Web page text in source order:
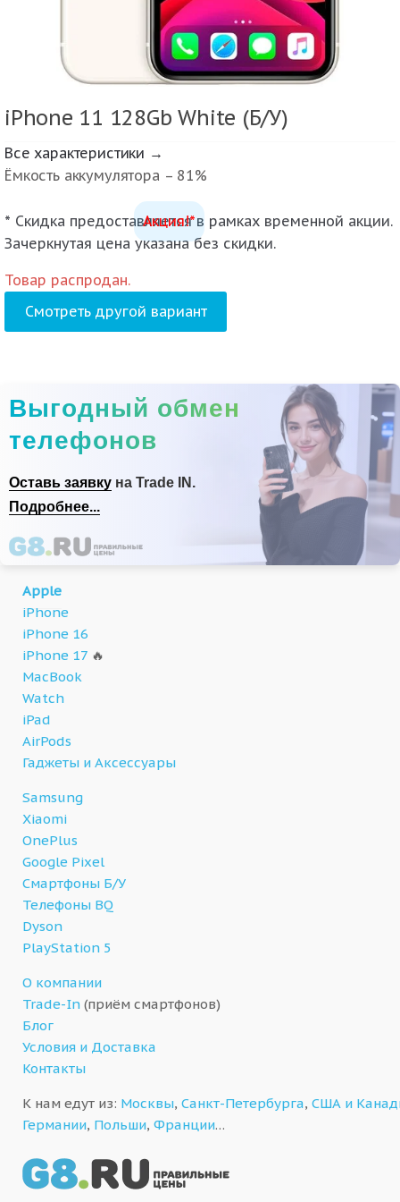
iPhone 11 128Gb White (Б/У)
Все характеристики →
Ёмкость аккумулятора – 81%
Акция!*
* Скидка предоставляется в рамках временной акции.
Зачеркнутая цена указана без скидки.
Товар распродан.
Смотреть другой вариант
Выгодный обмен
телефонов
Оставь заявку на Trade IN.
Подробнее...
Apple
iPhone
iPhone 16
iPhone 17 🔥
MacBook
Watch
iPad
AirPods
Гаджеты и Аксессуары
Samsung
Xiaomi
OnePlus
Google Pixel
Смартфоны Б/У
Телефоны BQ
Dyson
PlayStation 5
О компании
Trade-In (приём смартфонов)
Блог
Условия и Доставка
Контакты
К нам едут из: Москвы, Санкт-Петербурга, США и
Германии, Польши, Франции…